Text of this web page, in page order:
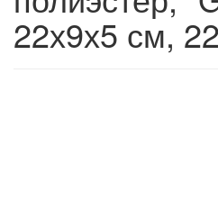
22х9х5 см,